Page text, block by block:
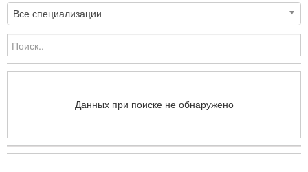
Все специализации
Данных при поиске не обнаружено